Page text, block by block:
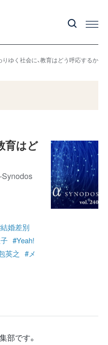
りゆく社会に、教育はどう呼応するか
育はど
婚差別
#Yeah!
英之 #メ
部です。